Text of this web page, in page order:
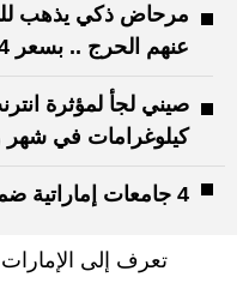
مرحاض ذكي يذهب
عنهم الحرج .. بسعر 4 آلاف دولار
كيلوغرامات في شهر
4 جامعات إماراتية ضمن أفضل 100 في آسيا 2026
تعرف إلى الإمارات